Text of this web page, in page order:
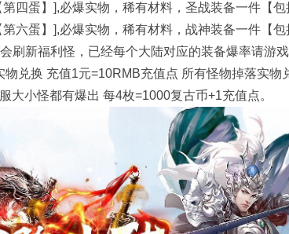
四蛋】],必爆实物，稀有材料，圣战装备一件【
六蛋】],必爆实物，稀有材料，战神装备一件【
刷新福利怪，已经每个大陆对应的装备爆率请游
兑换 充值1元=10RMB充值点 所有怪物掉落实物
大小怪都有爆出 每4枚=1000复古币+1充值点。